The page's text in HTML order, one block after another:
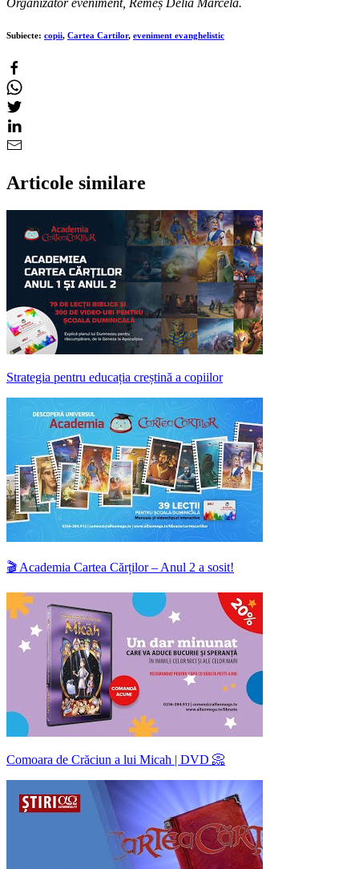
Organizator eveniment, Remeș Delia Marcela.
Subiecte: copii, Cartea Cartilor, eveniment evanghelistic
Articole similare
Strategia pentru educația creștină a copiilor
🎬 Academia Cartea Cărților – Anul 2 a sosit!
Comoara de Crăciun a lui Micah | DVD 📀